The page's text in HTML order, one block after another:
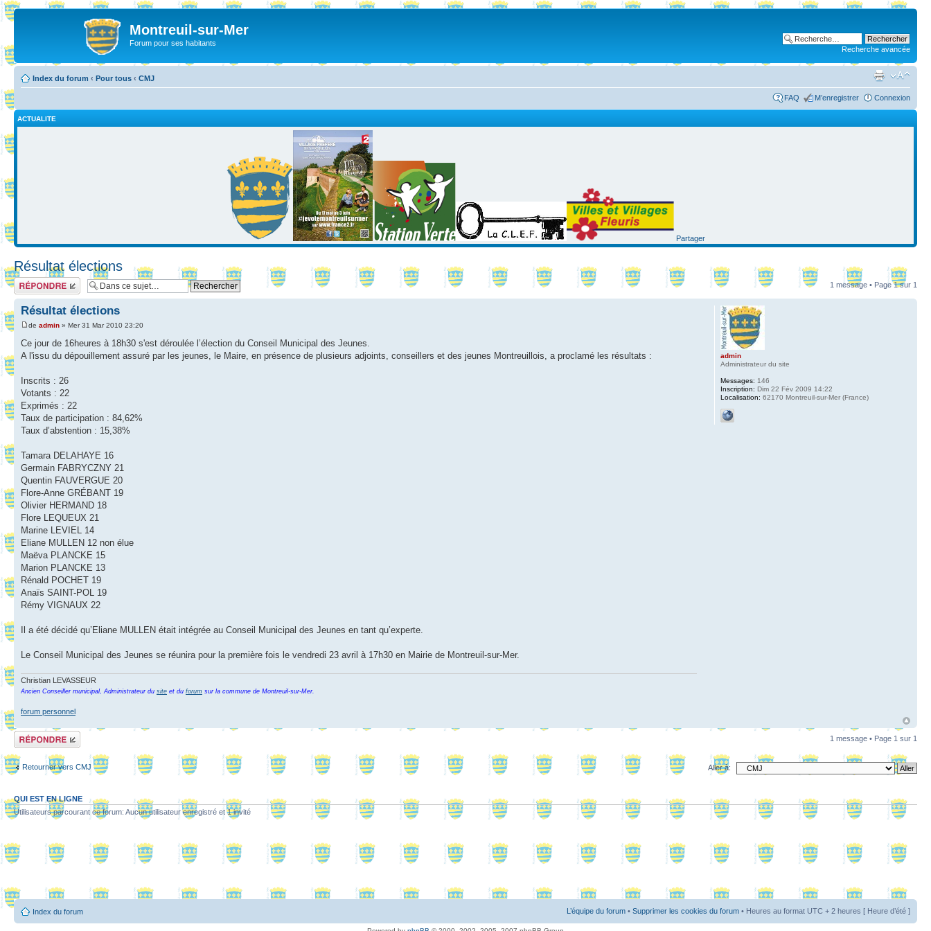
Montreuil-sur-Mer
Forum pour ses habitants
Recherche avancée
Index du forum ‹ Pour tous ‹ CMJ
FAQ M’enregistrer Connexion
ACTUALITE
Partager
Résultat élections
Répondre 1 message • Page1sur 1
Résultat élections
de admin » Mer 31 Mar 2010 23:20
Ce jour de 16heures à 18h30 s'est déroulée l’élection du Conseil Municipal des Jeunes.
A l'issu du dépouillement assuré par les jeunes, le Maire, en présence de plusieurs adjoints, conseillers et des jeunes Montreuillois, a proclamé les résultats :
Inscrits : 26
Votants : 22
Exprimés : 22
Taux de participation : 84,62%
Taux d’abstention : 15,38%
Tamara DELAHAYE 16
Germain FABRYCZNY 21
Quentin FAUVERGUE 20
Flore-Anne GRÉBANT 19
Olivier HERMAND 18
Flore LEQUEUX 21
Marine LEVIEL 14
Eliane MULLEN 12 non élue
Maëva PLANCKE 15
Marion PLANCKE 13
Rénald POCHET 19
Anaïs SAINT-POL 19
Rémy VIGNAUX 22
Il a été décidé qu’Eliane MULLEN était intégrée au Conseil Municipal des Jeunes en tant qu’experte.
Le Conseil Municipal des Jeunes se réunira pour la première fois le vendredi 23 avril à 17h30 en Mairie de Montreuil-sur-Mer.
Christian LEVASSEUR
Ancien Conseiller municipal, Administrateur du site et du forum sur la commune de Montreuil-sur-Mer.
forum personnel
admin
Administrateur du site
Messages: 146
Inscription: Dim 22 Fév 2009 14:22
Localisation: 62170 Montreuil-sur-Mer (France)
Répondre 1 message • Page 1 sur 1
Retourner vers CMJ Aller à:
QUI EST EN LIGNE
Utilisateurs parcourant ce forum: Aucun utilisateur enregistré et 1 invité
Index du forum L’équipe du forum • Supprimer les cookies du forum • Heures au format UTC + 2 heures [ Heure d’été ]